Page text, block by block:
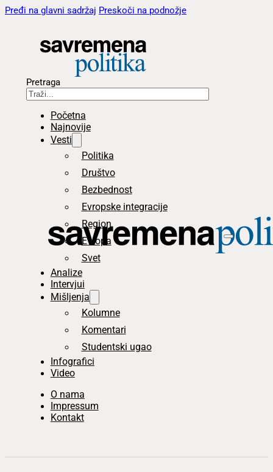
Pređi na glavni sadržaj Preskoči na podnožje
Pretraga
Početna
Najnovije
Vesti
Politika
Društvo
Bezbednost
Evropske integracije
Region
Evropa
Svet
Analize
Intervjui
Mišljenja
Kolumne
Komentari
Studentski ugao
Infografici
Video
O nama
Impressum
Kontakt